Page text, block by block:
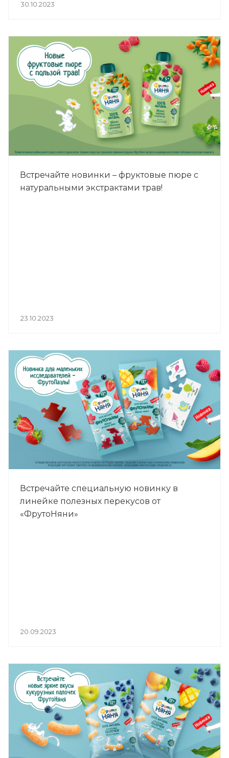
30.10.2023
Встречайте новинки – фруктовые пюре с
натуральными экстрактами трав!
23.10.2023
Встречайте специальную новинку в
линейке полезных перекусов от
«ФрутоНяни»
20.09.2023